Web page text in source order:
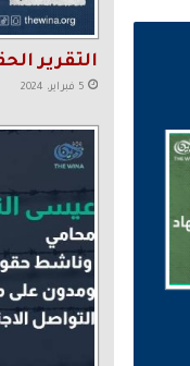
التقرير
5 فبراير، 2024